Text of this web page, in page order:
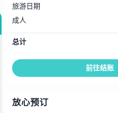
旅游日期
成人
总计
前往结账
放心预订